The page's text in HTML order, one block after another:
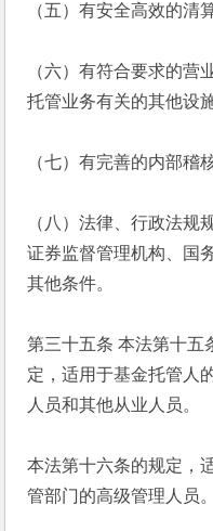
（五）有安全高效的清
（六）有符合要求的营
托管业务有关的其他设
（七）有完善的内部稽
（八）法律、行政法规
证券监督管理机构、国
其他条件。
第三十五条 本法第十五
定，适用于基金托管人
人员和其他从业人员。
本法第十六条的规定，
管部门的高级管理人员。